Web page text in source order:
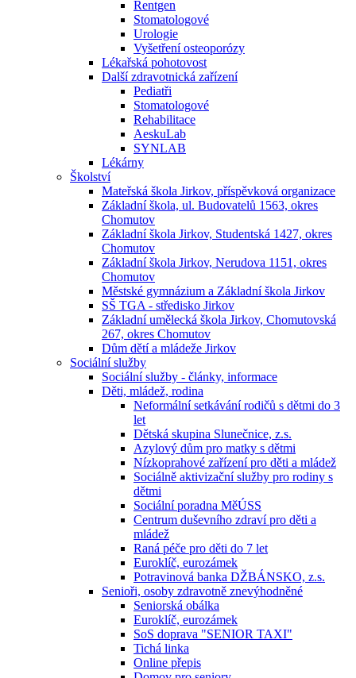
Rentgen
Stomatologové
Urologie
Vyšetření osteoporózy
Lékařská pohotovost
Další zdravotnická zařízení
Pediatři
Stomatologové
Rehabilitace
AeskuLab
SYNLAB
Lékárny
Školství
Mateřská škola Jirkov, příspěvková organizace
Základní škola, ul. Budovatelů 1563, okres
Chomutov
Základní škola Jirkov, Studentská 1427, okres
Chomutov
Základní škola Jirkov, Nerudova 1151, okres
Chomutov
Městské gymnázium a Základní škola Jirkov
SŠ TGA - středisko Jirkov
Základní umělecká škola Jirkov, Chomutovská
267, okres Chomutov
Dům dětí a mládeže Jirkov
Sociální služby
Sociální služby - články, informace
Děti, mládež, rodina
Neformální setkávání rodičů s dětmi do 3
let
Dětská skupina Slunečnice, z.s.
Azylový dům pro matky s dětmi
Nízkoprahové zařízení pro děti a mládež
Sociálně aktivizační služby pro rodiny s
dětmi
Sociální poradna MěÚSS
Centrum duševního zdraví pro děti a
mládež
Raná péče pro děti do 7 let
Euroklíč, eurozámek
Potravinová banka DŽBÁNSKO, z.s.
Senioři, osoby zdravotně znevýhodněné
Seniorská obálka
Euroklíč, eurozámek
SoS doprava "SENIOR TAXI"
Tichá linka
Online přepis